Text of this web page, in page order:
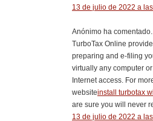
13 de julio de 2022 a
Anónimo ha
TurboTax Online
preparing and e-filing
virtually any computer
Internet access. For
websiteinstall turbotax
are sure you will never
13 de julio de 2022 a